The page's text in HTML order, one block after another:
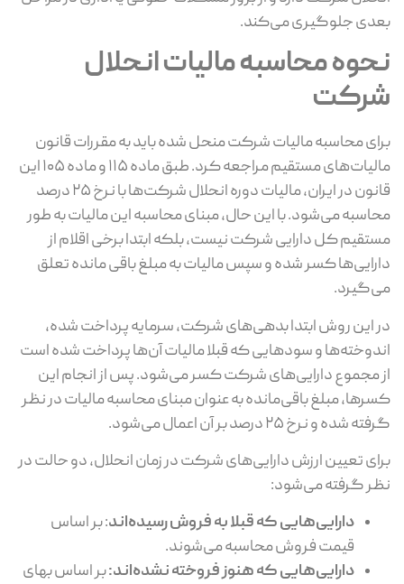
بعدی جلوگیری می‌کند.
نحوه محاسبه مالیات انحلال
شرکت
برای محاسبه مالیات شرکت منحل ‌شده باید به مقررات قانون
مالیات‌های مستقیم مراجعه کرد. طبق ماده ۱۱۵ و ماده ۱۰۵ این
قانون در ایران، مالیات دوره انحلال شرکت‌ها با نرخ ۲۵ درصد
محاسبه می‌شود. با این حال، مبنای محاسبه این مالیات به‌ طور
مستقیم کل دارایی شرکت نیست، بلکه ابتدا برخی اقلام از
دارایی‌ها کسر شده و سپس مالیات به مبلغ باقی ‌مانده تعلق
می‌گیرد.
در این روش ابتدا بدهی‌های شرکت، سرمایه پرداخت ‌شده،
اندوخته‌ها و سودهایی که قبلا مالیات آن‌ها پرداخت شده است
از مجموع دارایی‌های شرکت کسر می‌شود. پس از انجام این
کسرها، مبلغ باقی‌مانده به ‌عنوان مبنای محاسبه مالیات در نظر
گرفته شده و نرخ ۲۵ درصد بر آن اعمال می‌شود.
برای تعیین ارزش دارایی‌های شرکت در زمان انحلال، دو حالت در
نظر گرفته می‌شود:
دارایی‌هایی که قبلا به فروش رسیده‌اند: بر اساس
قیمت فروش محاسبه می‌شوند.
دارایی‌هایی که هنوز فروخته نشده‌اند:بر اساس بهای